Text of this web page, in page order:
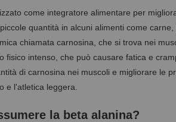
come integratore alimentare per
quantità in alcuni alimenti come carne,
chiamata carnosina, che si trova nei
intenso, che può causare fatica e
di carnosina nei muscoli e migliorare le
e l'atletica leggera.
la beta alanina?